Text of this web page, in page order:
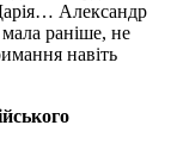
Александр
раніше, не
навіть